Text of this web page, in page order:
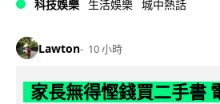
科技娛樂 生活娛樂 城中熱話
Lawton 10 小時
家長無得慳錢買二手書